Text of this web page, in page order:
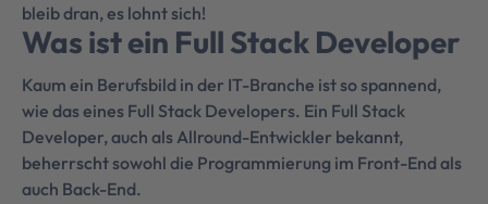
bleib dran, es lohnt sich!
Was ist ein Full Stack Developer
Kaum ein Berufsbild in der IT-Branche ist so spannend,
wie das eines Full Stack Developers. Ein Full Stack
Developer, auch als Allround-Entwickler bekannt,
beherrscht sowohl die Programmierung im Front-End als
auch Back-End.